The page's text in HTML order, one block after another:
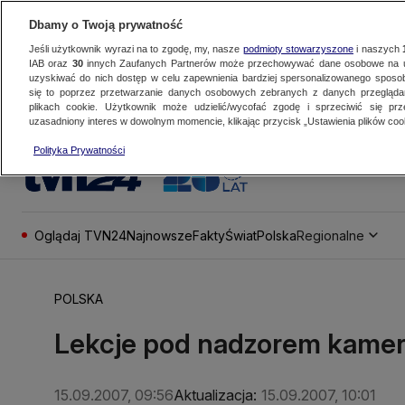
Oglądaj TVN24NajnowszeFaktyŚwiatPolskaRegionalne
POLSKA
Lekcje pod nadzorem kamer
15.09.2007, 09:56Aktualizacja: 15.09.2007, 10:01
Dbamy o Twoją prywatność
Jeśli użytkownik wyrazi na to zgodę, my, nasze podmioty stowarzyszonei naszych
IAB oraz 30innych Zaufanych Partnerów może przechowywać dane osobowe na
uzyskiwać do nich dostęp w celu zapewnienia bardziej spersonalizowanego
się to poprzez przetwarzanie danych osobowych zebranych z danych
plikach cookie. Użytkownik może udzielić/wycofać zgodę i sprzeciwić się
uzasadniony interes w dowolnym momencie, klikając przycisk „Ustawienia plików
Polityka Prywatności